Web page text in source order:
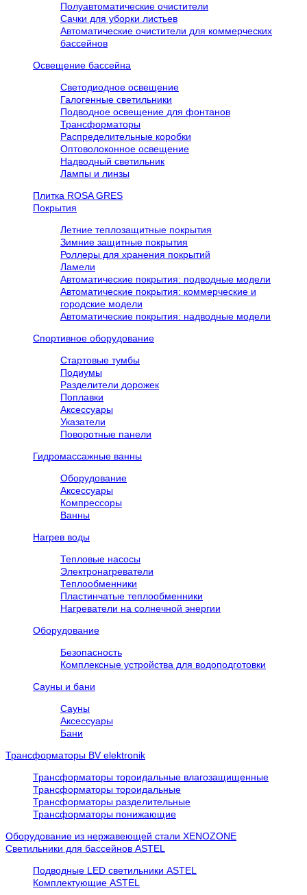
Полуавтоматические очистители
Сачки для уборки листьев
Автоматические очистители для коммерческих
бассейнов
Освещение бассейна
Светодиодное освещение
Галогенные светильники
Подводное освещение для фонтанов
Трансформаторы
Распределительные коробки
Оптоволоконное освещение
Надводный светильник
Лампы и линзы
Плитка ROSA GRES
Покрытия
Летние теплозащитные покрытия
Зимние защитные покрытия
Роллеры для хранения покрытий
Ламели
Автоматические покрытия: подводные модели
Автоматические покрытия: коммерческие и
городские модели
Автоматические покрытия: надводные модели
Спортивное оборудование
Стартовые тумбы
Подиумы
Разделители дорожек
Поплавки
Аксессуары
Указатели
Поворотные панели
Гидромассажные ванны
Оборудование
Аксессуары
Компрессоры
Ванны
Нагрев воды
Тепловые насосы
Электронагреватели
Теплообменники
Пластинчатые теплообменники
Нагреватели на солнечной энергии
Оборудование
Безопасность
Комплексные устройства для водоподготовки
Сауны и бани
Сауны
Аксессуары
Бани
Трансформаторы BV elektronik
Трансформаторы тороидальные влагозащищенные
Трансформаторы тороидальные
Трансформаторы разделительные
Трансформаторы понижающие
Оборудование из нержавеющей стали XENOZONE
Cветильники для бассейнов ASTEL
Подводные LED светильники ASTEL
Комплектующие ASTEL